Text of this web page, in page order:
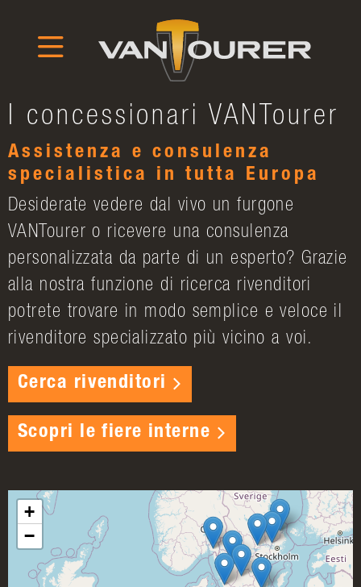
I concessionari VANTourer
Assistenza e consulenza
specialistica in tutta Europa
Desiderate vedere dal vivo un furgone
VANTourer o ricevere una consulenza
personalizzata da parte di un esperto? Grazie
alla nostra funzione di ricerca rivenditori
potrete trovare in modo semplice e veloce il
rivenditore specializzato più vicino a voi.
Cerca rivenditori
Scopri le fiere interne
+
−